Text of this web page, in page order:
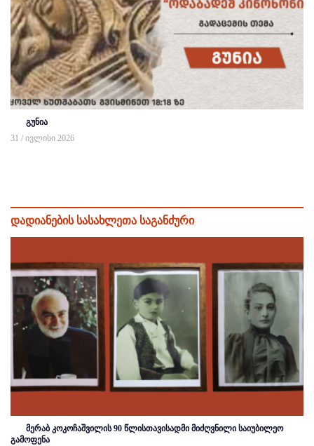
გუნია
31 / ივლისი 2026
დადიანების სასახლეთა საგანძური
მერაბ კოკოჩაშვილის 90 წლისთავისადმი მიძღვნილი საიუბილეო
გამოფენა